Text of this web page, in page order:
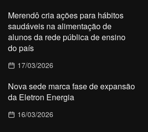
Merendô cria ações para hábitos
saudáveis na alimentação de
alunos da rede pública de ensino
do país
17/03/2026
Nova sede marca fase de expansão
da Eletron Energia
16/03/2026